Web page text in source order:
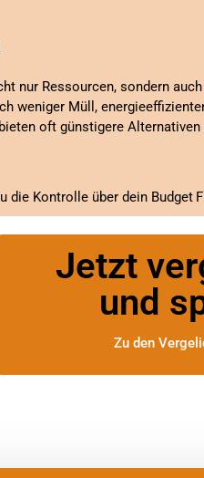
nur Ressourcen, sondern
weniger Müll,
oft günstigere
die Kontrolle über dein Budget
Jetzt
und
Zu den